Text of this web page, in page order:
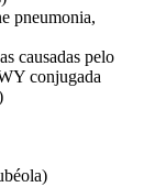
pneumonia,
causadas pelo
conjugada